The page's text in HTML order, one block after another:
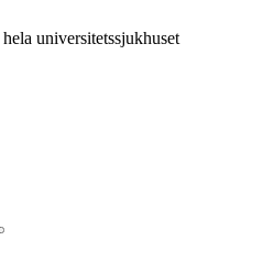
universitetssjukhuset